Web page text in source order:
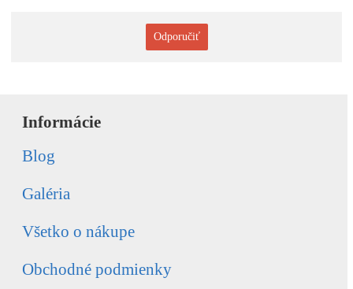
Odporučiť
Informácie
Blog
Galéria
Všetko o nákupe
Obchodné podmienky